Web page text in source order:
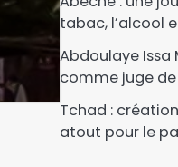
tabac, l’alcool
Abdoulaye
comme juge
Tchad :
atout pour le